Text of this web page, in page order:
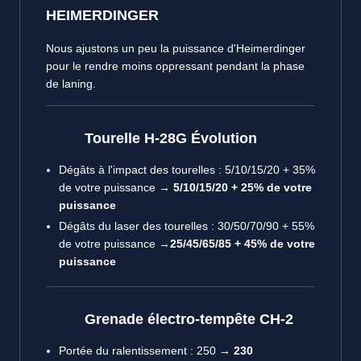
HEIMERDINGER
Nous ajustons un peu la puissance d'Heimerdinger
pour le rendre moins oppressant pendant la phase
de laning.
Tourelle H-28G Évolution
Dégâts à l'impact des tourelles : 5/10/15/20 + 35%
de votre puissance → 5/10/15/20 + 25% de votre
puissance
Dégâts du laser des tourelles : 30/50/70/90 + 55%
de votre puissance →25/45/65/85 + 45% de votre
puissance
Grenade électro-tempête CH-2
Portée du ralentissement : 250 → 230